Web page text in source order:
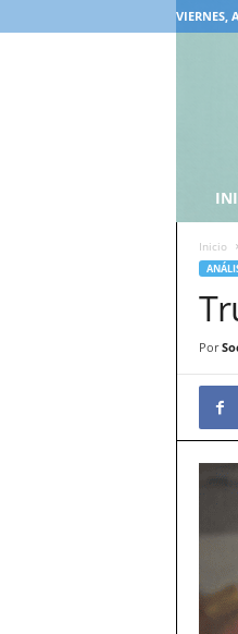
VIERNES,
Inicio
Por